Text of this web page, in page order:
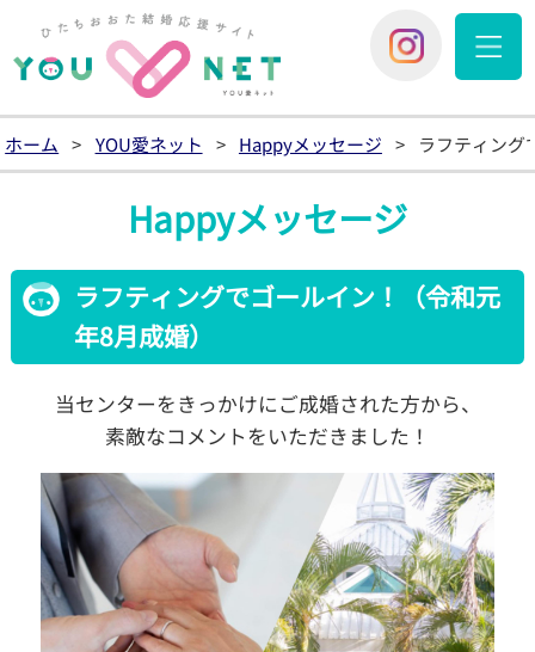
You愛ネッ
ホーム > YOU愛ネット > Happyメッセージ > ラフティング
Happyメッセージ
ラフティングでゴールイン！（令和元
年8月成婚）
当センターをきっかけにご成婚された方から、
素敵なコメントをいただきました！